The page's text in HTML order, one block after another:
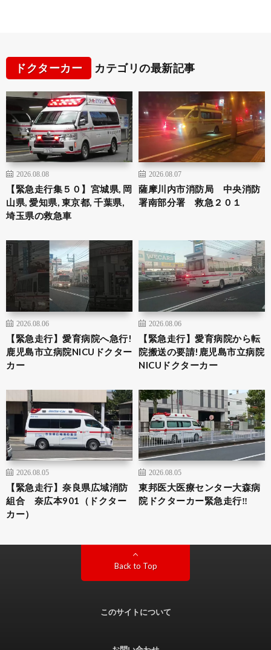
ドクターカー カテゴリの最新記事
2026.08.08
【緊急走行集５０】宮城県, 岡
山県, 愛知県, 東京都, 千葉県,
埼玉県の救急車
2026.08.07
薩摩川内市消防局 中央消防
署南部分署 救急２０１
2026.08.06
【緊急走行】愛育病院へ急行!
鹿児島市立病院NICUドクター
カー
2026.08.06
【緊急走行】愛育病院から転
院搬送の要請!鹿児島市立病院
NICUドクターカー
2026.08.05
【緊急走行】奈良県広域消防
組合 奈広本901（ドクター
カー）
2026.08.05
東邦医大医療センター大森病
院ドクターカー緊急走行‼️
Back to Top
このサイトについて